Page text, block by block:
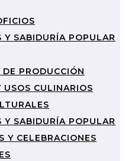
Y SABIDURÍA POPULAR
PRODUCCIÓN
CULINARIOS
Y SABIDURÍA POPULAR
Y CELEBRACIONES